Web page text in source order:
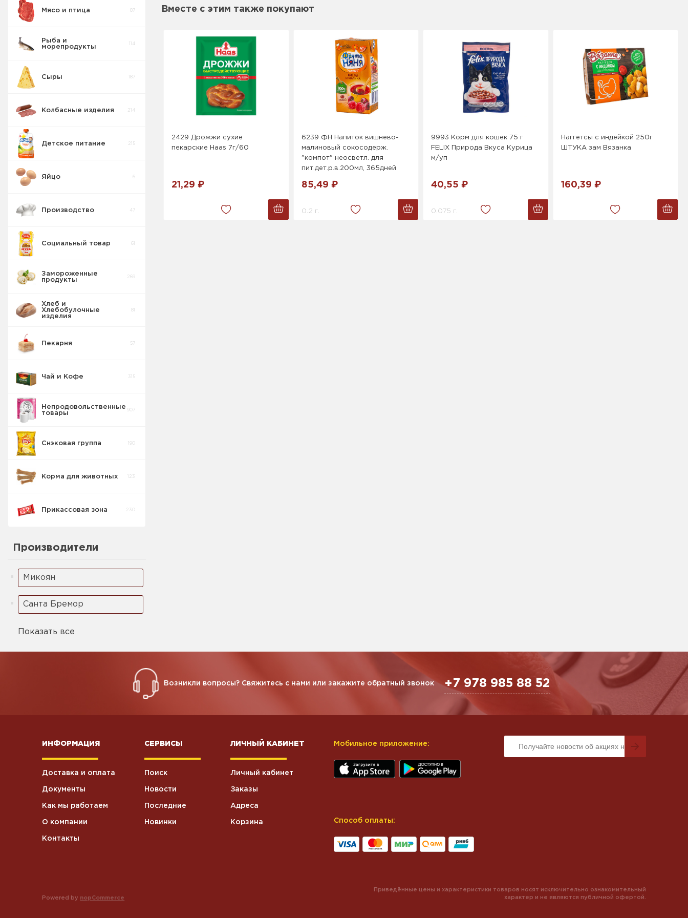
Печенье
Изделия
Торты
Вафельные
изделия
Шоколадные
Конфеты
Сушка
Кукурузные
Мясо и птица 87
Рыба и
морепродукты
114
Сыры 187
Колбасные изделия 214
Детское питание 215
Яйцо 6
Производство 47
Социальный товар 61
Замороженные
продукты
269
Хлеб и
Хлебобулочные
изделия
81
Пекарня 57
Чай и Кофе 315
Непродовольственные
товары
907
Снэковая группа 190
Корма для животных 123
Прикассовая зона 230
Производители
Микоян
Санта Бремор
Показать все
Вместе с этим также покупают
2429 Дрожжи сухие
пекарские Haas 7г/60
21,29 ₽
6239 ФН Напиток вишнево-
малиновый сокосодерж.
"компот" неосветл. для
пит.дет.р.в.200мл, 365дней
85,49 ₽
0.2 г.
9993 Корм для кошек 75 г
FELIX Природа Вкуса Курица
м/уп
40,55 ₽
0.075 г.
Наггетсы с индейкой 250г
ШТУКА зам Вязанка
160,39 ₽
Возникли вопросы? Свяжитесь с нами или закажите обратный звонок +7 978 985 88 52
ИНФОРМАЦИЯ
Доставка и оплата
Документы
Как мы работаем
О компании
Контакты
СЕРВИСЫ
Поиск
Новости
Последние
Новинки
ЛИЧНЫЙ КАБИНЕТ
Личный кабинет
Заказы
Адреса
Корзина
Мобильное приложение:
Способ оплаты:
Powered by nopCommerce
Приведённые цены и характеристики товаров носят исключительно ознакомительный
характер и не являются публичной офертой.